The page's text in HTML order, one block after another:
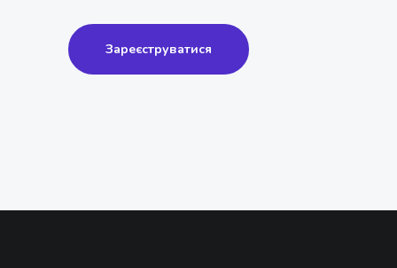
Зареєструватися